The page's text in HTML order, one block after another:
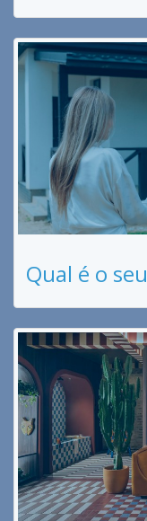
Qual é o